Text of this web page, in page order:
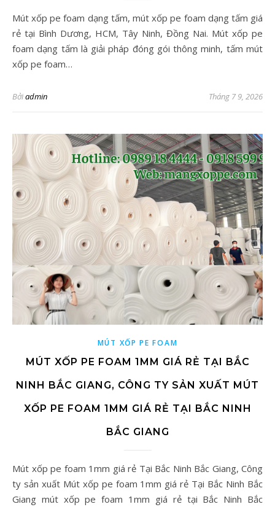
Mút xốp pe foam dạng tấm, mút xốp pe foam dạng tấm giá
rẻ tại Bình Dương, HCM, Tây Ninh, Đồng Nai. Mút xốp pe
foam dạng tấm là giải pháp đóng gói thông minh, tấm mút
xốp pe foam…
Bởiadmin Tháng 7 9, 2026
MÚT XỐP PE FOAM
MÚT XỐP PE FOAM 1MM GIÁ RẺ TẠI BẮC
NINH BẮC GIANG, CÔNG TY SẢN XUẤT MÚT
XỐP PE FOAM 1MM GIÁ RẺ TẠI BẮC NINH
BẮC GIANG
Mút xốp pe foam 1mm giá rẻ Tại Bắc Ninh Bắc Giang, Công
ty sản xuất Mút xốp pe foam 1mm giá rẻ Tại Bắc Ninh Bắc
Giang mút xốp pe foam 1mm giá rẻ tại Bắc Ninh Bắc